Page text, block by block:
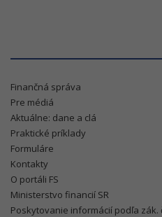
Finančná správa
Pre médiá
Aktuálne: dane a clá
Praktické príklady
Formuláre
Kontakty
O portáli FS
Ministerstvo financií SR
Poskytovanie informácií podľa zák.